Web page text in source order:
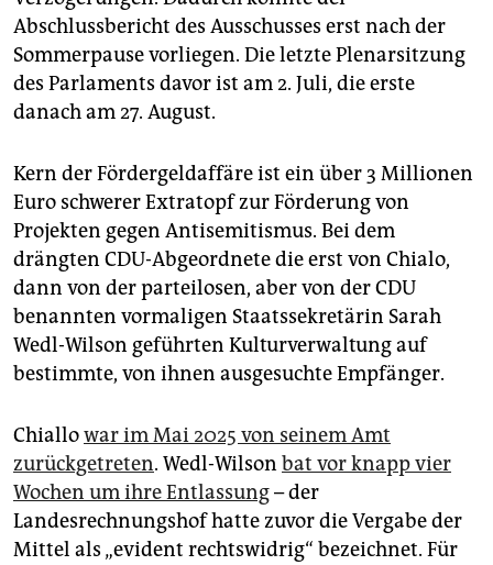
Abschlussbericht des Ausschusses erst nach der
Sommerpause vorliegen. Die letzte Plenarsitzung
des Parlaments davor ist am 2. Juli, die erste
danach am 27. August.
Kern der Fördergeldaffäre ist ein über 3 Millionen
Euro schwerer Extratopf zur Förderung von
Projekten gegen Antisemitismus. Bei dem
drängten CDU-Abgeordnete die erst von Chialo,
dann von der parteilosen, aber von der CDU
benannten vormaligen Staatssekretärin Sarah
Wedl-Wilson geführten Kulturverwaltung auf
bestimmte, von ihnen ausgesuchte Empfänger.
Chiallowar im Mai 2025 von seinem Amt
zurückgetreten. Wedl-Wilson bat vor knapp vier
Wochen um ihre Entlassung– der
Landesrechnungshof hatte zuvor die Vergabe der
Mittel als „evident rechtswidrig“ bezeichnet. Für